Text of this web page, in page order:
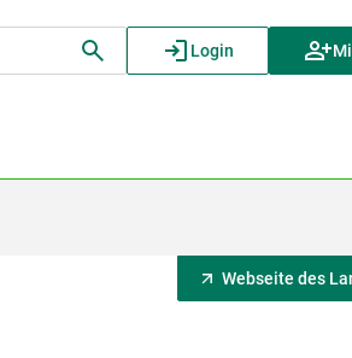
Login
Webseite des